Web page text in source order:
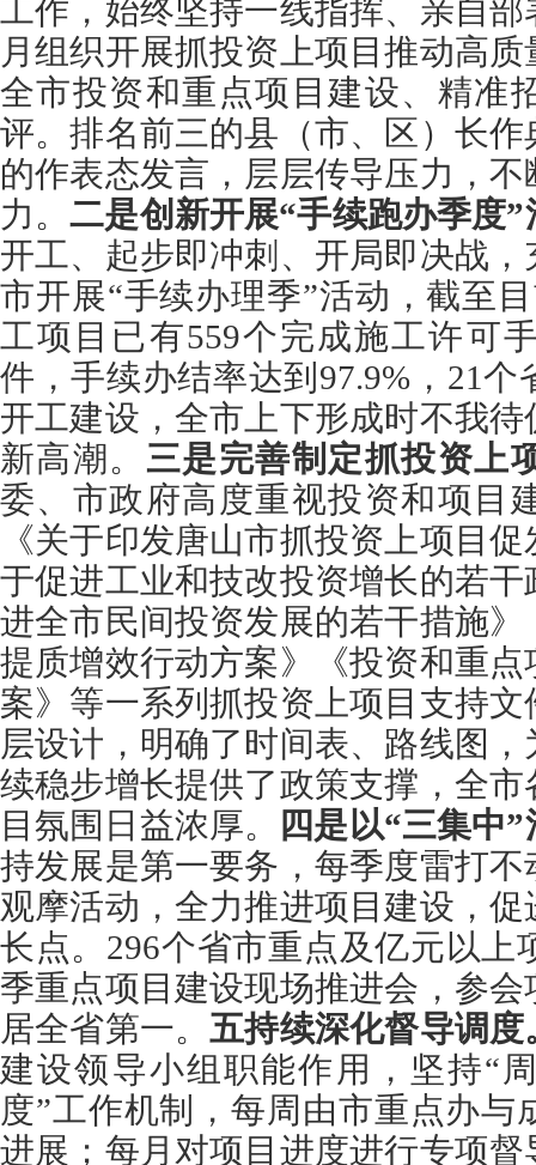
工作，始终坚持一线指挥、亲自
月组织开展抓投资上项目推动高
全市投资和重点项目建设、精准
评。排名前三的县（市、区） 长作
的作表态发言，层层传导压力，
力。二是创新开展“手续跑办季度”
开工、起步即冲刺、开局即决战
市开展“手续办理季”活动，截至
工项目已有559个完成施工许可
件，手续办结率达到97.9%，21
开工建设，全市上下形成时不我
新高潮。 三是完善制定抓投资上
委、市政府高度重视投资和项目
《关于印发唐山市抓投资上项目
于促进工业和技改投资增长的若
进全市民间投资发展的若干措施
提质增效行动方案》《投资和重
案》等一系列抓投资上项目支持
层设计，明确了时间表、路线图
续稳步增长提供了政策支撑，全
目氛围日益浓厚。
四是以“三集中
持发展是第一要务，每季度雷打
观摩活动，全力推进项目建设，
长点。 296个省市重点及亿元以上
季重点项目建设现场推进会，参
居全省第一。五持续深化督导调度
建设领导小组职能作用，坚持“
度”工作机制，每周由市重点办与
进展；每月对项目进度进行专项